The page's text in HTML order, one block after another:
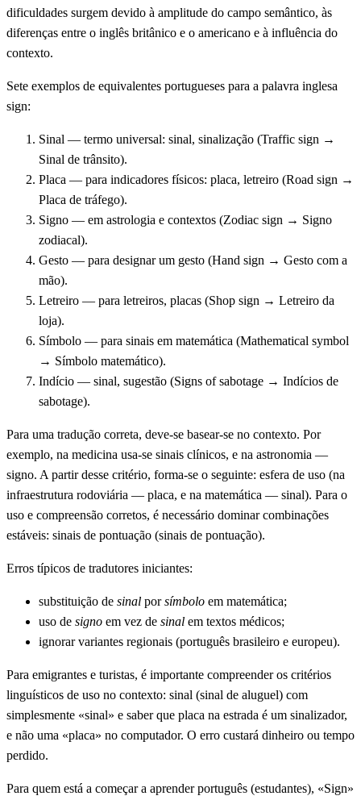
dificuldades surgem devido à amplitude do campo semântico, às
diferenças entre o inglês britânico e o americano e à influência do
contexto.
Sete exemplos de equivalentes portugueses para a palavra inglesa
sign:
Sinal — termo universal: sinal, sinalização (Traffic sign →
Sinal de trânsito).
Placa — para indicadores físicos: placa, letreiro (Road sign →
Placa de tráfego).
Signo — em astrologia e contextos (Zodiac sign → Signo
zodiacal).
Gesto — para designar um gesto (Hand sign → Gesto com a
mão).
Letreiro — para letreiros, placas (Shop sign → Letreiro da
loja).
Símbolo — para sinais em matemática (Mathematical symbol
→ Símbolo matemático).
Indício — sinal, sugestão (Signs of sabotage → Indícios de
sabotage).
Para uma tradução correta, deve-se basear-se no contexto. Por
exemplo, na medicina usa-se sinais clínicos, e na astronomia —
signo. A partir desse critério, forma-se o seguinte: esfera de uso (na
infraestrutura rodoviária — placa, e na matemática — sinal). Para o
uso e compreensão corretos, é necessário dominar combinações
estáveis: sinais de pontuação (sinais de pontuação).
Erros típicos de tradutores iniciantes:
substituição de sinal porsímbolo em matemática;
uso de signo em vez de sinal em textos médicos;
ignorar variantes regionais (português brasileiro e europeu).
Para emigrantes e turistas, é importante compreender os critérios
linguísticos de uso no contexto: sinal (sinal de aluguel) com
simplesmente «sinal» e saber que placa na estrada é um sinalizador,
e não uma «placa» no computador. O erro custará dinheiro ou tempo
perdido.
Para quem está a começar a aprender português (estudantes), «Sign»